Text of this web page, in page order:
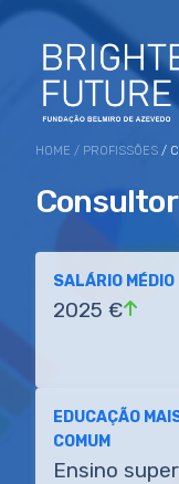
HOME / PROFISSÕES /
SALÁRIO MÉDIO
2025 €
EDUCAÇÃO
COMUM
Ensino